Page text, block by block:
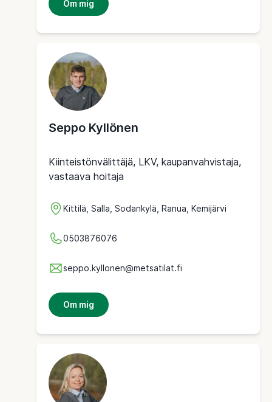
Om mig
Seppo Kyllönen
Kiinteistönvälittäjä, LKV, kaupanvahvistaja,
vastaava hoitaja
Kittilä, Salla, Sodankylä, Ranua, Kemijärvi
0503876076
seppo.kyllonen@metsatilat.fi
Om mig